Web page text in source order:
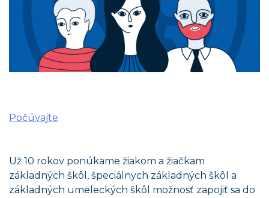
Počúvajte
Už 10 rokov ponúkame žiakom a žiačkam
základných škôl, špeciálnych základných škôl a
základných umeleckých škôl možnosť zapojiť sa do